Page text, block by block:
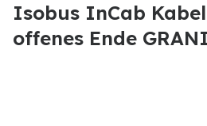
Isobus InCab
offenes Ende